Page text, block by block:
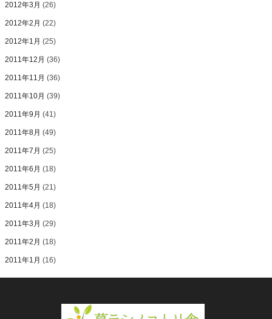
2012年3月 (26)
2012年2月 (22)
2012年1月 (25)
2011年12月 (36)
2011年11月 (36)
2011年10月 (39)
2011年9月 (41)
2011年8月 (49)
2011年7月 (25)
2011年6月 (18)
2011年5月 (21)
2011年4月 (18)
2011年3月 (29)
2011年2月 (18)
2011年1月 (16)